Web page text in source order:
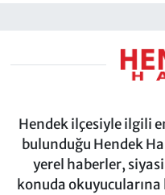
Hendek ilçesiyle ilgili
bulunduğu Hendek
yerel haberler,
konuda